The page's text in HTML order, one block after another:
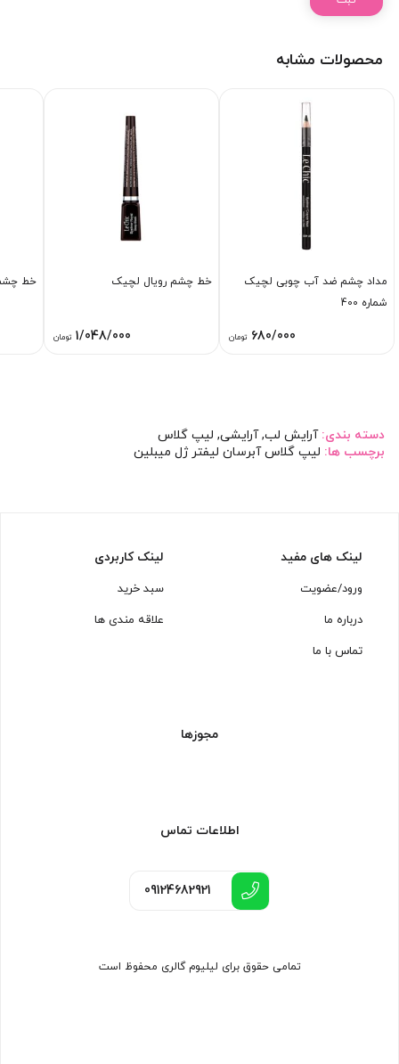
محصولات مشابه
مداد چشم ضد آب چوبی لچیک
شماره 400
680/000 تومان
خط چشم رویال لچیک
1/048/000 تومان
خط
دسته بندی:آرایش لب,آرایشی, لیپ گلاس
برچسب ها: لیپ گلاس آبرسان لیفتر ژل میبلین
لینک های مفید
ورود/عضویت
درباره ما
تماس با ما
لینک کاربردی
سبد خرید
علاقه مندی ها
مجوزها
اطلاعات تماس
09124682921
تمامی حقوق برای لیلیوم گالری محفوظ است